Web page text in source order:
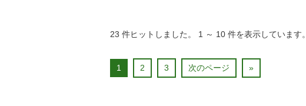
23 件ヒットしました。 1 ～ 10 件を表示しています。
1 2 3 次のページ »